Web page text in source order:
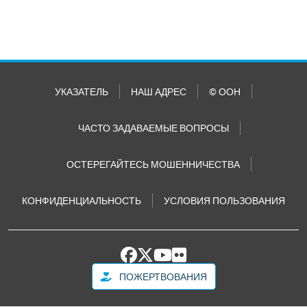
УКАЗАТЕЛЬ НАШ АДРЕС © ООН
ЧАСТО ЗАДАВАЕМЫЕ ВОПРОСЫ
ОСТЕРЕГАЙТЕСЬ МОШЕННИЧЕСТВА
КОНФИДЕНЦИАЛЬНОСТЬ УСЛОВИЯ ПОЛЬЗОВАНИЯ
ПОЖЕРТВОВАНИЯ